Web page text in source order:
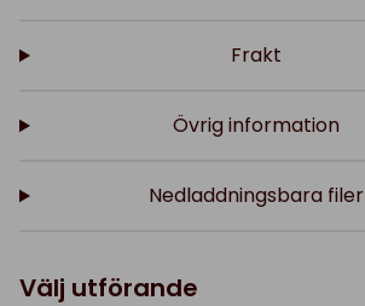
Frakt
Övrig information
Nedladdningsbara filer
Välj utförande